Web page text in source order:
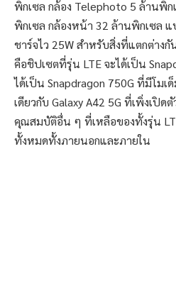
พิกเซล กล้อง Telephoto 5 ล้านพิ
พิกเซล กล้องหน้า 32 ล้านพิกเซล แ
ชาร์จไว 25W สำหรับสิ่งที่แตกต่าง
คือชิปเซตที่รุ่น LTE จะได้เป็น
ได้เป็น Snapdragon 750G ที่มีโมเ
เดียวกับ Galaxy A42 5G ที่เพิ่งเปิ
คุณสมบัติอื่น ๆ ที่เหลือของทั้งรุ่น
ทั้งหมดทั้งภายนอกและภายใน